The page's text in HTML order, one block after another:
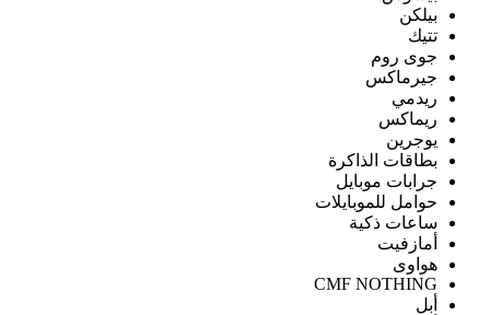
بيلكن
تتيك
جوى روم
جيرماكس
ريدمي
ريماكس
يوجرين
بطاقات الذاكرة
جرابات موبايل
حوامل للموبايلات
ساعات ذكية
أمازفيت
هواوى
CMF NOTHING
أبل